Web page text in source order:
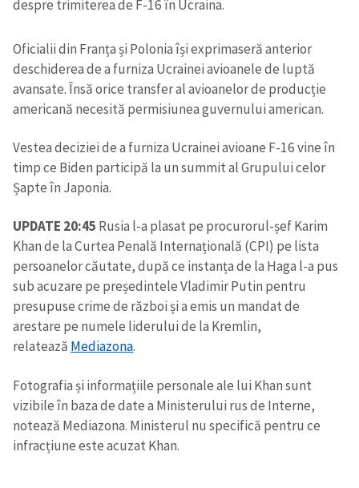
despre trimiterea de F-16 în Ucraina.
Oficialii din Franța și Polonia își exprimaseră anterior
deschiderea de a furniza Ucrainei avioanele de luptă
avansate. Însă orice transfer al avioanelor de producție
americană necesită permisiunea guvernului american.
Vestea deciziei de a furniza Ucrainei avioane F-16 vine în
timp ce Biden participă la un summit al Grupului celor
Șapte în Japonia.
UPDATE 20:45 Rusia l-a plasat pe procurorul-șef Karim
Khan de la Curtea Penală Internațională (CPI) pe lista
persoanelor căutate, după ce instanța de la Haga l-a pus
sub acuzare pe președintele Vladimir Putin pentru
presupuse crime de război și a emis un mandat de
arestare pe numele liderului de la Kremlin,
relatează Mediazona.
Fotografia și informațiile personale ale lui Khan sunt
vizibile în baza de date a Ministerului rus de Interne,
notează Mediazona. Ministerul nu specifică pentru ce
infracțiune este acuzat Khan.